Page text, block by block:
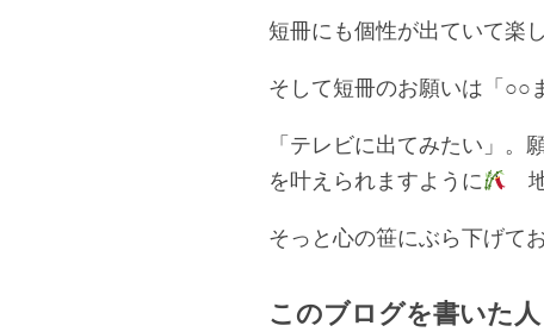
短冊にも個性が出ていて楽
そして短冊のお願いは「○○
「テレビに出てみたい」
を叶えられますように
そっと心の笹にぶら下げて
このブログを書いた人